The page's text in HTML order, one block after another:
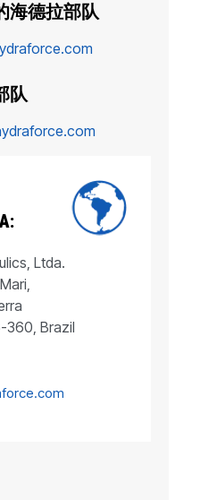
海德拉部队
队
Ltda.
360, Brazil